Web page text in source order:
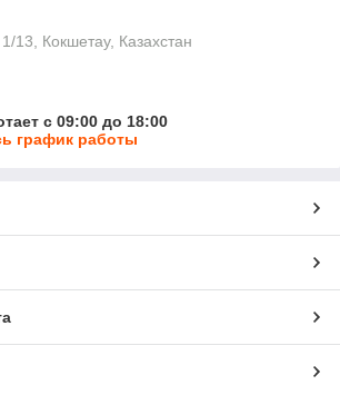
13, Кокшетау, Казахстан
с 09:00 до 18:00
график работы